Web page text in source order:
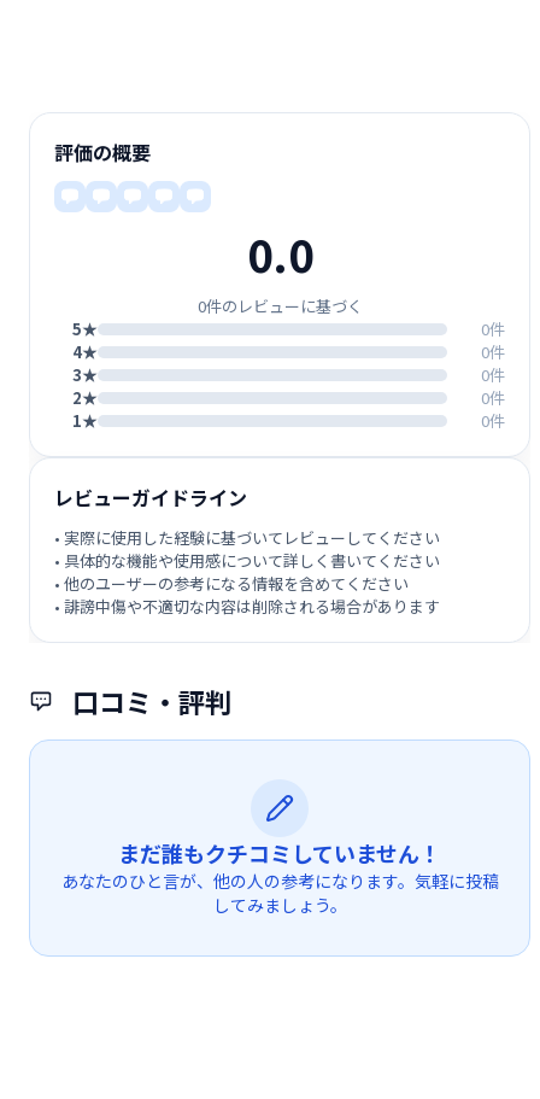
口コミ・評判
まだ誰もクチコミしていません！
あなたのひと言が、他の人の参考になります。気軽に投稿
してみましょう。
評価の概要
0.0
0件のレビューに基づく
5★
0件
4★
0件
3★
0件
2★
0件
1★
0件
レビューガイドライン
• 実際に使用した経験に基づいてレビューしてください
• 具体的な機能や使用感について詳しく書いてください
• 他のユーザーの参考になる情報を含めてください
• 誹謗中傷や不適切な内容は削除される場合があります